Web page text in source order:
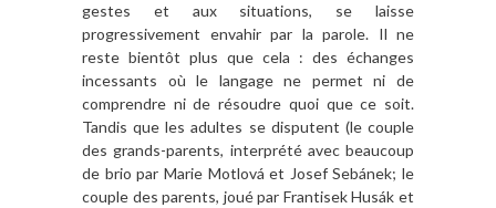
gestes et aux situations, se laisse
progressivement envahir par la parole. Il ne
reste bientôt plus que cela : des échanges
incessants où le langage ne permet ni de
comprendre ni de résoudre quoi que ce soit.
Tandis que les adultes se disputent (le couple
des grands-parents, interprété avec beaucoup
de brio par Marie Motlová et Josef Sebánek; le
couple des parents, joué par Frantisek Husák et